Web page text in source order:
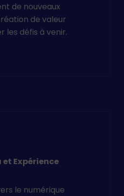
de nouveaux
de valeur
les défis à venir.
Expérience
le numérique